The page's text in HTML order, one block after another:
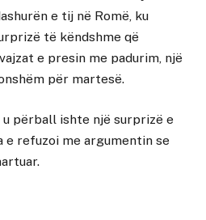
e tij në Romë, ku
të këndshme që
e presin me padurim, një
për martesë.
përball ishte një surprizë e
e refuzoi me argumentin se